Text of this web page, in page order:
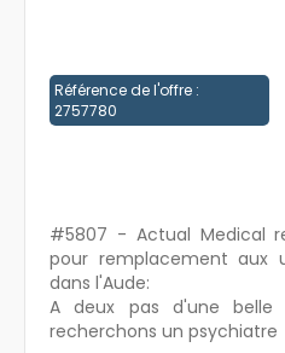
Référence de l'offre :
2757780
#5807 - Actual Medical
pour remplacement aux
dans l'Aude:
A deux pas d'une belle
recherchons un psychiatre